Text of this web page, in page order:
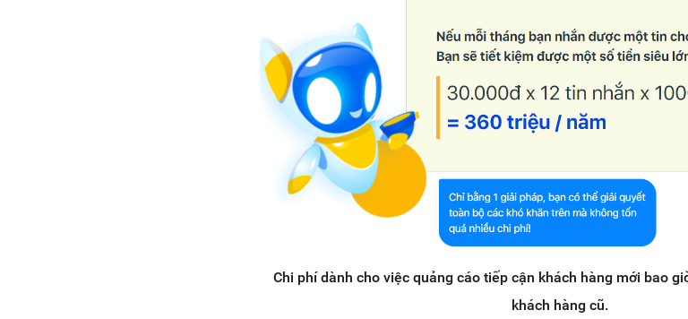
Chi phí dành cho việc quảng cáo tiếp cận khách hàng mới bao
khách hàng cũ.